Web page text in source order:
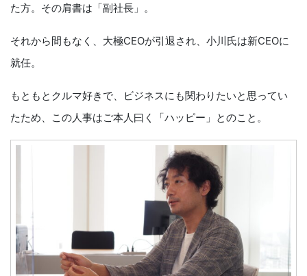
た方。その肩書は「副社長」。
それから間もなく、大極CEOが引退され、小川氏は新CEOに
就任。
もともとクルマ好きで、ビジネスにも関わりたいと思ってい
たため、この人事はご本人曰く「ハッピー」とのこと。